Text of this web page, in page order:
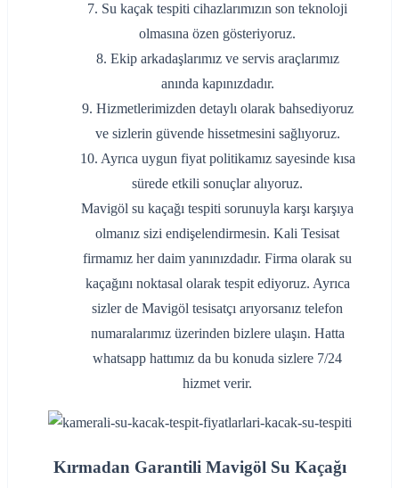
7. Su kaçak tespiti cihazlarımızın son teknoloji
olmasına özen gösteriyoruz.
8. Ekip arkadaşlarımız ve servis araçlarımız
anında kapınızdadır.
9. Hizmetlerimizden detaylı olarak bahsediyoruz
ve sizlerin güvende hissetmesini sağlıyoruz.
10. Ayrıca uygun fiyat politikamız sayesinde kısa
sürede etkili sonuçlar alıyoruz.
Mavigöl su kaçağı tespiti sorunuyla karşı karşıya
olmanız sizi endişelendirmesin. Kali Tesisat
firmamız her daim yanınızdadır. Firma olarak su
kaçağını noktasal olarak tespit ediyoruz. Ayrıca
sizler de Mavigöl tesisatçı arıyorsanız telefon
numaralarımız üzerinden bizlere ulaşın. Hatta
whatsapp hattımız da bu konuda sizlere 7/24
hizmet verir.
Kırmadan Garantili Mavigöl Su Kaçağı